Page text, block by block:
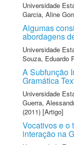
Universidade
Garcia, Aline
Algumas
abordagens
Universidade
Souza, Eduardo
A Subfunção
Gramática
Universidade
Guerra,
(2011) [Artigo]
Vocativos e o
interação na